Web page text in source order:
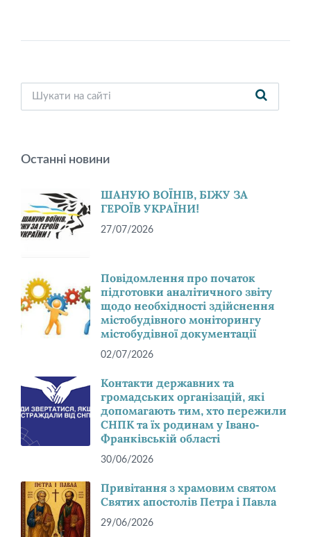
Останні новини
ШАНУЮ ВОЇНІВ, БІЖУ ЗА
ГЕРОЇВ УКРАЇНИ!
27/07/2026
Повідомлення про початок
підготовки аналітичного звіту
щодо необхідності здійснення
містобудівного моніторингу
містобудівної документації
02/07/2026
Контакти державних та
громадських організацій, які
допомагають тим, хто пережили
СНПК та їх родинам у Івано-
Франківській області
30/06/2026
Привітання з храмовим святом
Святих апостолів Петра і Павла
29/06/2026